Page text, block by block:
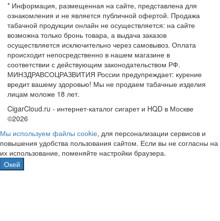
* Информация, размещенная на сайте, представлена для
ознакомления и не является публичной офертой. Продажа
табачной продукции онлайн не осуществляется: на сайте
возможна только бронь товара, а выдача заказов
осуществляется исключительно через самовывоз. Оплата
происходит непосредственно в нашем магазине в
соответствии с действующим законодательством РФ.
МИНЗДРАВСОЦРАЗВИТИЯ России предупреждает: курение
вредит вашему здоровью! Мы не продаем табачные изделия
лицам моложе 18 лет.
CigarCloud.ru - интернет-каталог сигарет и HQD в Москве
©2026
Мы используем файлы сооkіе, для персонализации сервисов и
повышения удобства пользования сайтом. Если вы не согласны на
их использование, поменяйте настройки браузера.
Окей